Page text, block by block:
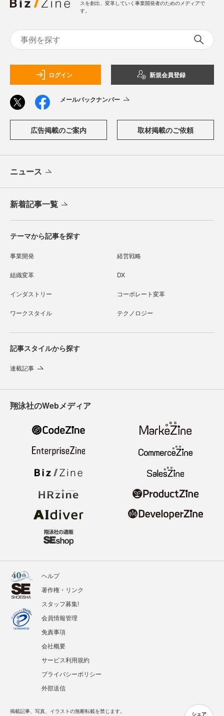
シェア
スを創出、変革していく事業開発者のためのメディアで
す。
ログイン 新規会員登録
メールバックナンバー
広告掲載のご案内 取材掲載のご依頼
ニュース
新着記事一覧
テーマから記事を探す
事業開発 経営戦略
組織変革 DX
インダストリー コーポレート変革
ワークスタイル テクノロジー
記事スタイルから探す
連載記事
翔泳社のWebメディア
ヘルプ
著作権・リンク
スタッフ募集!
会員情報管理
免責事項
会社概要
サービス利用規約
プライバシーポリシー
外部送信
掲載記事、写真、イラストの無断転載を禁じます。